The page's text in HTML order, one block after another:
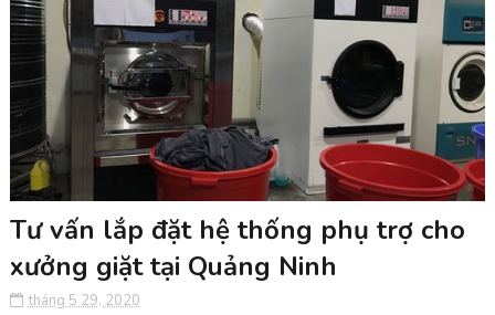
Tư vấn lắp đặt hệ thống phụ trợ cho
xưởng giặt tại Quảng Ninh
tháng 5 29, 2020